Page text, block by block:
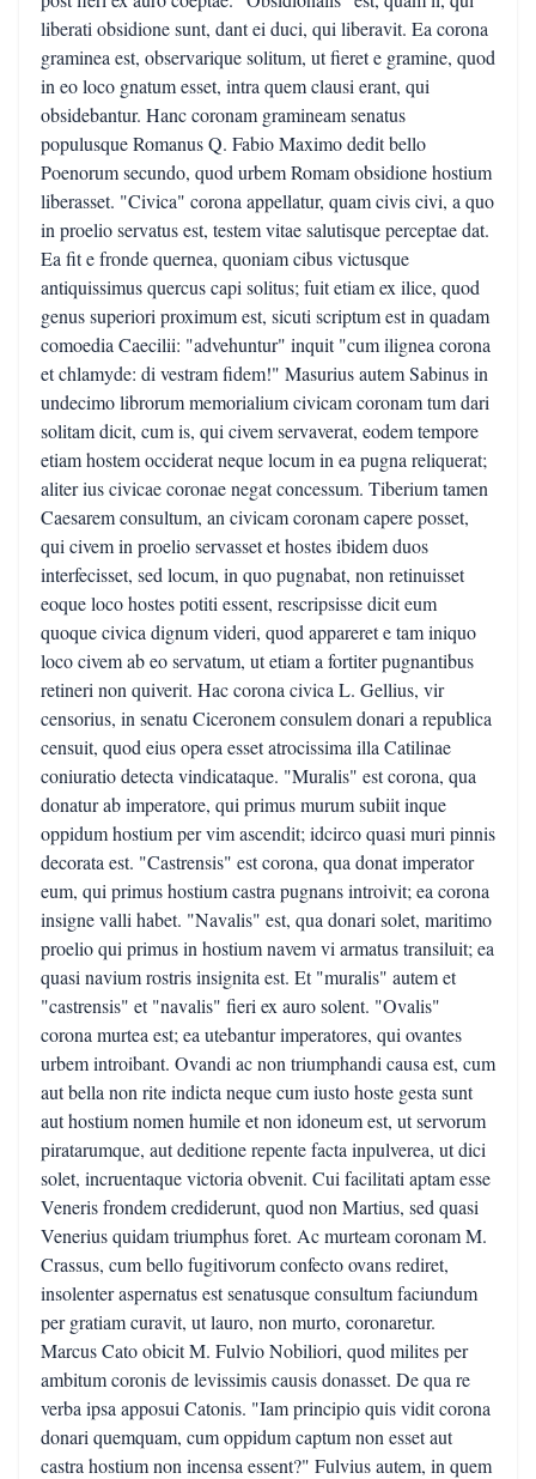
liberati obsidione sunt, dant ei duci, qui liberavit. Ea corona
graminea est, observarique solitum, ut fieret e gramine, quod
in eo loco gnatum esset, intra quem clausi erant, qui
obsidebantur. Hanc coronam gramineam senatus
populusque Romanus Q. Fabio Maximo dedit bello
Poenorum secundo, quod urbem Romam obsidione hostium
liberasset. "Civica" corona appellatur, quam civis civi, a quo
in proelio servatus est, testem vitae salutisque perceptae dat.
Ea fit e fronde quernea, quoniam cibus victusque
antiquissimus quercus capi solitus; fuit etiam ex ilice, quod
genus superiori proximum est, sicuti scriptum est in quadam
comoedia Caecilii: "advehuntur" inquit "cum ilignea corona
et chlamyde: di vestram fidem!" Masurius autem Sabinus in
undecimo librorum memorialium civicam coronam tum dari
solitam dicit, cum is, qui civem servaverat, eodem tempore
etiam hostem occiderat neque locum in ea pugna reliquerat;
aliter ius civicae coronae negat concessum. Tiberium tamen
Caesarem consultum, an civicam coronam capere posset,
qui civem in proelio servasset et hostes ibidem duos
interfecisset, sed locum, in quo pugnabat, non retinuisset
eoque loco hostes potiti essent, rescripsisse dicit eum
quoque civica dignum videri, quod appareret e tam iniquo
loco civem ab eo servatum, ut etiam a fortiter pugnantibus
retineri non quiverit. Hac corona civica L. Gellius, vir
censorius, in senatu Ciceronem consulem donari a republica
censuit, quod eius opera esset atrocissima illa Catilinae
coniuratio detecta vindicataque. "Muralis" est corona, qua
donatur ab imperatore, qui primus murum subiit inque
oppidum hostium per vim ascendit; idcirco quasi muri pinnis
decorata est. "Castrensis" est corona, qua donat imperator
eum, qui primus hostium castra pugnans introivit; ea corona
insigne valli habet. "Navalis" est, qua donari solet, maritimo
proelio qui primus in hostium navem vi armatus transiluit; ea
quasi navium rostris insignita est. Et "muralis" autem et
"castrensis" et "navalis" fieri ex auro solent. "Ovalis"
corona murtea est; ea utebantur imperatores, qui ovantes
urbem introibant. Ovandi ac non triumphandi causa est, cum
aut bella non rite indicta neque cum iusto hoste gesta sunt
aut hostium nomen humile et non idoneum est, ut servorum
piratarumque, aut deditione repente facta inpulverea, ut dici
solet, incruentaque victoria obvenit. Cui facilitati aptam esse
Veneris frondem crediderunt, quod non Martius, sed quasi
Venerius quidam triumphus foret. Ac murteam coronam M.
Crassus, cum bello fugitivorum confecto ovans rediret,
insolenter aspernatus est senatusque consultum faciundum
per gratiam curavit, ut lauro, non murto, coronaretur.
Marcus Cato obicit M. Fulvio Nobiliori, quod milites per
ambitum coronis de levissimis causis donasset. De qua re
verba ipsa apposui Catonis. "Iam principio quis vidit corona
donari quemquam, cum oppidum captum non esset aut
castra hostium non incensa essent?" Fulvius autem, in quem